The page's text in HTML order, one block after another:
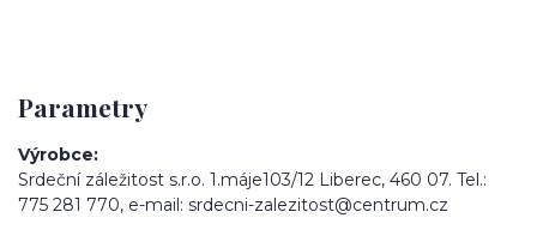
Parametry
Výrobce
Srdeční záležitost s.r.o. 1.máje103/12 Liberec, 460 07. Tel.:
775 281 770, e-mail: srdecni-zalezitost@centrum.cz